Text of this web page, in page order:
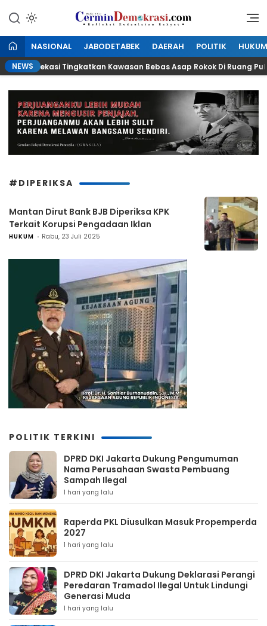
konten
CerminDemokrasi.com
Refleksi Kedaulatan Rakyat
NASIONAL JABODETABEK DAERAH POLITIK HUKUM
NEWSBekasi Tingkatkan Kawasan Bebas Asap Rokok Di Ruang Publik
#DIPERIKSA
Mantan Dirut Bank BJB Diperiksa KPK
Terkait Korupsi Pengadaan Iklan
HUKUM Rabu, 23 Juli 2025
POLITIK TERKINI
DPRD DKI Jakarta Dukung Pengumuman
Nama Perusahaan Swasta Pembuang
Sampah Ilegal
1 hari yang lalu
Raperda PKL Diusulkan Masuk Propemperda
2027
1 hari yang lalu
DPRD DKI Jakarta Dukung Deklarasi Perangi
Peredaran Tramadol Ilegal Untuk Lindungi
Generasi Muda
1 hari yang lalu